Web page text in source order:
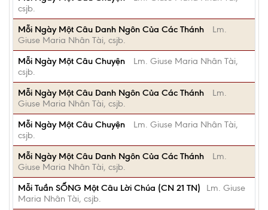
csjb.
Mỗi Ngày Một Câu Danh Ngôn Của Các Thánh
Lm.
Giuse Maria Nhân Tài, csjb.
Mỗi Ngày Một Câu Chuyện
Lm. Giuse Maria Nhân Tài,
csjb.
Mỗi Ngày Một Câu Danh Ngôn Của Các Thánh
Lm.
Giuse Maria Nhân Tài, csjb.
Mỗi Ngày Một Câu Chuyện
Lm. Giuse Maria Nhân Tài,
csjb.
Mỗi Ngày Một Câu Danh Ngôn Của Các Thánh
Lm.
Giuse Maria Nhân Tài, csjb.
Mỗi Tuần SỐNG Một Câu Lời Chúa (CN 21 TN)
Lm. Giuse
Maria Nhân Tài, csjb.